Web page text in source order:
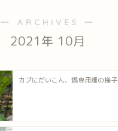
― ARCHIVES ―
2021年 10月
カブにだいこん、鍋専用畑の様子